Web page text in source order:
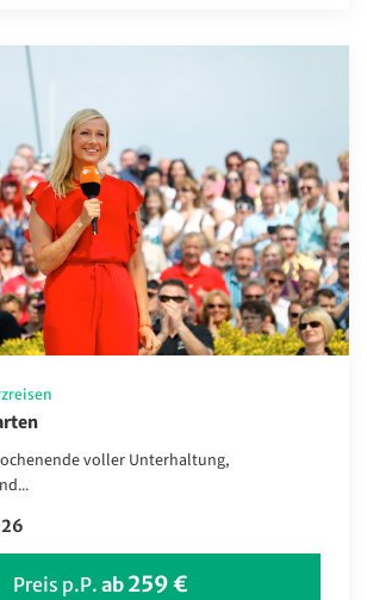
voller Unterhaltung,
Preis p.P. ab 259 €